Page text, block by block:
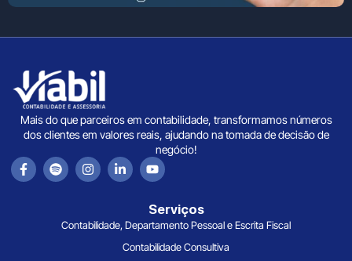
Mais do que parceiros em contabilidade, transformamos números
dos clientes em valores reais, ajudando na tomada de decisão de
negócio!
Serviços
Contabilidade, Departamento Pessoal e Escrita Fiscal
Contabilidade Consultiva